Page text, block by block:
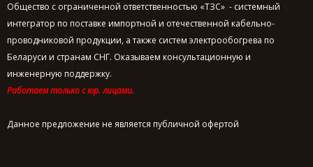
Общество с ограниченной ответственностью «ТЗС» - системный
интегратор по поставке импортной и отечественной кабельно-
проводниковой продукции, а также систем электрообогрева по
Беларуси и странам СНГ. Оказываем консультационную и
инженерную поддержку.
Работаем только с юр. лицами.
Данное предложение не является публичной офертой